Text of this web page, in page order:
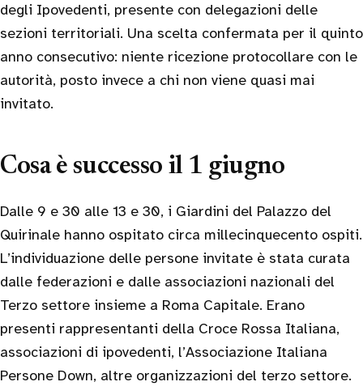
degli Ipovedenti, presente con delegazioni delle
sezioni territoriali. Una scelta confermata per il quinto
anno consecutivo: niente ricezione protocollare con le
autorità, posto invece a chi non viene quasi mai
invitato.
Cosa è successo il 1 giugno
Dalle 9 e 30 alle 13 e 30, i Giardini del Palazzo del
Quirinale hanno ospitato circa millecinquecento ospiti.
L’individuazione delle persone invitate è stata curata
dalle federazioni e dalle associazioni nazionali del
Terzo settore insieme a Roma Capitale. Erano
presenti rappresentanti della Croce Rossa Italiana,
associazioni di ipovedenti, l’Associazione Italiana
Persone Down, altre organizzazioni del terzo settore.